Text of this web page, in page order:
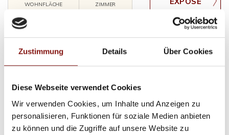
Zustimmung Details Über Cookies
Diese Webseite verwendet Cookies
Wir verwenden Cookies, um Inhalte und Anzeigen zu
personalisieren, Funktionen für soziale Medien anbieten
zu können und die Zugriffe auf unsere Website zu
WOHNFLÄCHE
ZIMMER
Passau